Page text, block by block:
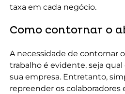
taxa em cada negócio.
Como contornar o
A necessidade de contornar
trabalho é evidente, seja
sua empresa. Entretanto,
repreender os colaboradores